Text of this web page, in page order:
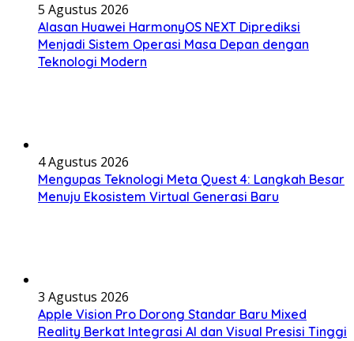
5 Agustus 2026
Alasan Huawei HarmonyOS NEXT Diprediksi
Menjadi Sistem Operasi Masa Depan dengan
Teknologi Modern
4 Agustus 2026
Mengupas Teknologi Meta Quest 4: Langkah Besar
Menuju Ekosistem Virtual Generasi Baru
3 Agustus 2026
Apple Vision Pro Dorong Standar Baru Mixed
Reality Berkat Integrasi AI dan Visual Presisi Tinggi